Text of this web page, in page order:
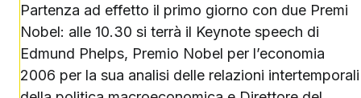
Partenza ad effetto il primo giorno con due Premi
Nobel: alle 10.30 si terrà il Keynote speech di
Edmund Phelps, Premio Nobel per l’economia
2006 per la sua analisi delle relazioni intertemporali